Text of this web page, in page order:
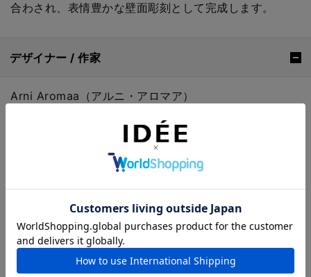
合わされ、表情豊かな壁面彫刻として完成します。
デザイナー / 作家
Arni Aromaa（アルニ・アロマア）
ーティスト・工業デザイナー。アアルト大学在籍中
1996年に友人とデザイン事務所Pentagon Designを立
ち上げ、現在は約40人のデザイナーを抱え、インテリア
鋳造、型押し、手作業など、さまざまな技法を用いて作
品を制作している。
数多くの展覧会に参加し、国立美術館やEMMA近代美術
館のコレクションに収蔵されている。2012年には、同